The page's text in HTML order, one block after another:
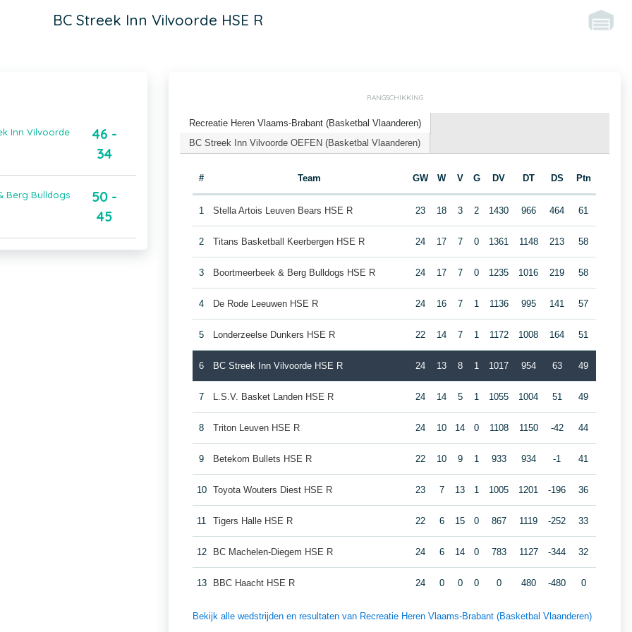
BC Streek Inn Vilvoorde HSE R
Inn Vilvoorde
46 -
34
Berg Bulldogs
50 -
45
RANGSCHIKKING
Recreatie Heren Vlaams-Brabant (Basketbal Vlaanderen)
BC Streek Inn Vilvoorde OEFEN (Basketbal Vlaanderen)
# Team GW W V G DV DT DS Ptn
1 Stella Artois Leuven Bears HSE R 23 18 3 2 1430 966 464 61
2 Titans Basketball Keerbergen HSE R 24 17 7 0 1361 1148 213 58
3 Boortmeerbeek & Berg Bulldogs HSE R 24 17 7 0 1235 1016 219 58
4 De Rode Leeuwen HSE R 24 16 7 1 1136 995 141 57
5 Londerzeelse Dunkers HSE R 22 14 7 1 1172 1008 164 51
6 BC Streek Inn Vilvoorde HSE R 24 13 8 1 1017 954 63 49
7 L.S.V. Basket Landen HSE R 24 14 5 1 1055 1004 51 49
8 Triton Leuven HSE R 24 10 14 0 1108 1150 -42 44
9 Betekom Bullets HSE R 22 10 9 1 933 934 -1 41
10 Toyota Wouters Diest HSE R 23 7 13 1 1005 1201 -196 36
11 Tigers Halle HSE R 22 6 15 0 867 1119 -252 33
12 BC Machelen-Diegem HSE R 24 6 14 0 783 1127 -344 32
13 BBC Haacht HSE R 24 0 0 0 0 480 -480 0
Bekijk alle wedstrijden en resultaten van Recreatie Heren Vlaams-Brabant (Basketbal Vlaanderen)